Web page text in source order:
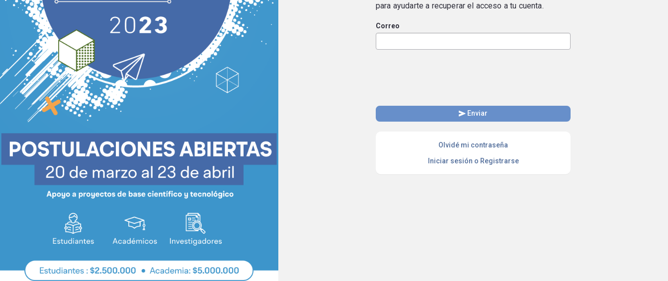
para ayudarte a recuperar el acceso a tu cuenta.
Correo
send Enviar
Olvidé mi contraseña
Iniciar sesión o Registrarse